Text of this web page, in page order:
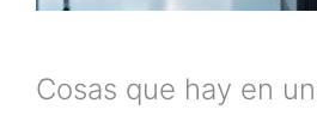
Cosas que hay en